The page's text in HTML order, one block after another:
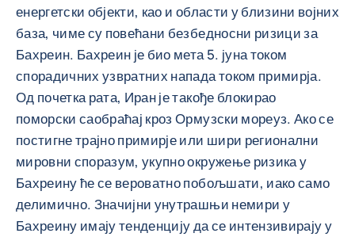
енергетски објекти, као и области у близини војних
база, чиме су повећани безбедносни ризици за
Бахреин. Бахреин је био мета 5. јуна током
спорадичних узвратних напада током примирја.
Од почетка рата, Иран је такође блокирао
поморски саобраћај кроз Ормузски мореуз. Ако се
постигне трајно примирје или шири регионални
мировни споразум, укупно окружење ризика у
Бахреину ће се вероватно побољшати, иако само
делимично. Значијни унутрашњи немири у
Бахреину имају тенденцију да се интензивирају у